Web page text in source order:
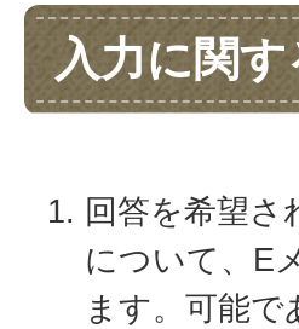
入力に関
回答を希望さ
について、E
ます。可能